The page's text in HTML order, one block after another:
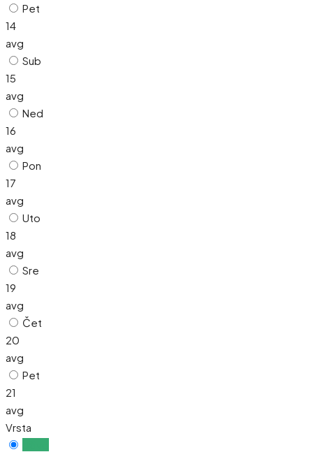
Pet
14
avg
Sub
15
avg
Ned
16
avg
Pon
17
avg
Uto
18
avg
Sre
19
avg
Čet
20
avg
Pet
21
avg
Vrsta